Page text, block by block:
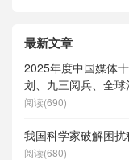
最新文章
2025年度中国媒体
划、九三阅兵、全
度求索）、人形机器
阅读(690)
我国科学家破解困
阅读(680)